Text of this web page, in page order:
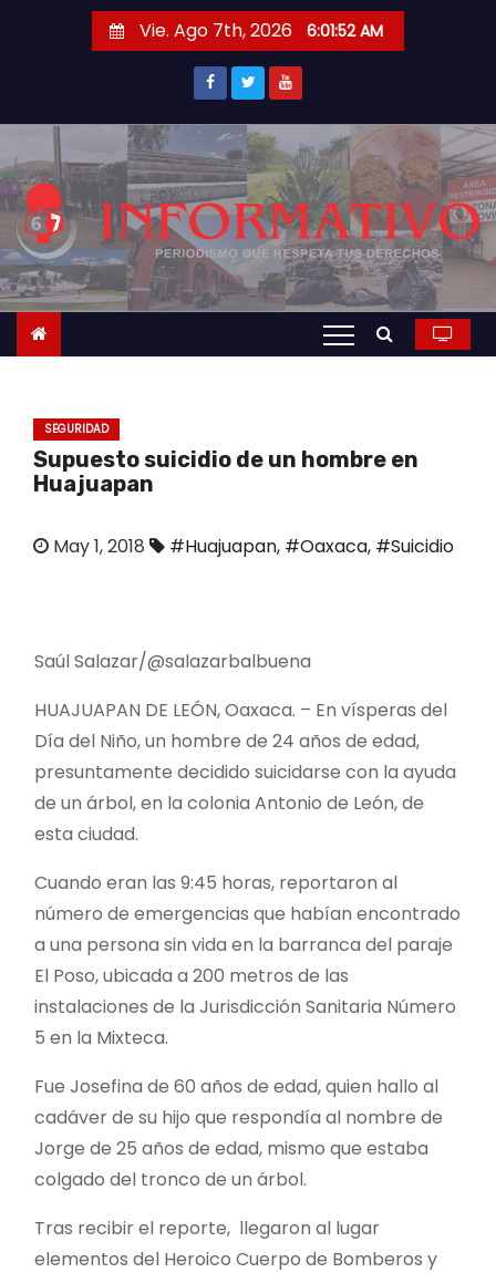
r
a
c
o
t
Vie. Ago 7th, 2026 6:01:53 AM
SEGURIDAD
Supuesto suicidio de un hombre en
Huajuapan
May 1, 2018 #Huajuapan, #Oaxaca, #Suicidio
Saúl Salazar/@salazarbalbuena
HUAJUAPAN DE LEÓN, Oaxaca. – En vísperas del
Día del Niño, un hombre de 24 años de edad,
presuntamente decidido suicidarse con la ayuda
de un árbol, en la colonia Antonio de León, de
esta ciudad.
Cuando eran las 9:45 horas, reportaron al
número de emergencias que habían encontrado
a una persona sin vida en la barranca del paraje
El Poso, ubicada a 200 metros de las
instalaciones de la Jurisdicción Sanitaria Número
5 en la Mixteca.
Fue Josefina de 60 años de edad, quien hallo al
cadáver de su hijo que respondía al nombre de
Jorge de 25 años de edad, mismo que estaba
colgado del tronco de un árbol.
Tras recibir el reporte, llegaron al lugar
elementos del Heroico Cuerpo de Bomberos y